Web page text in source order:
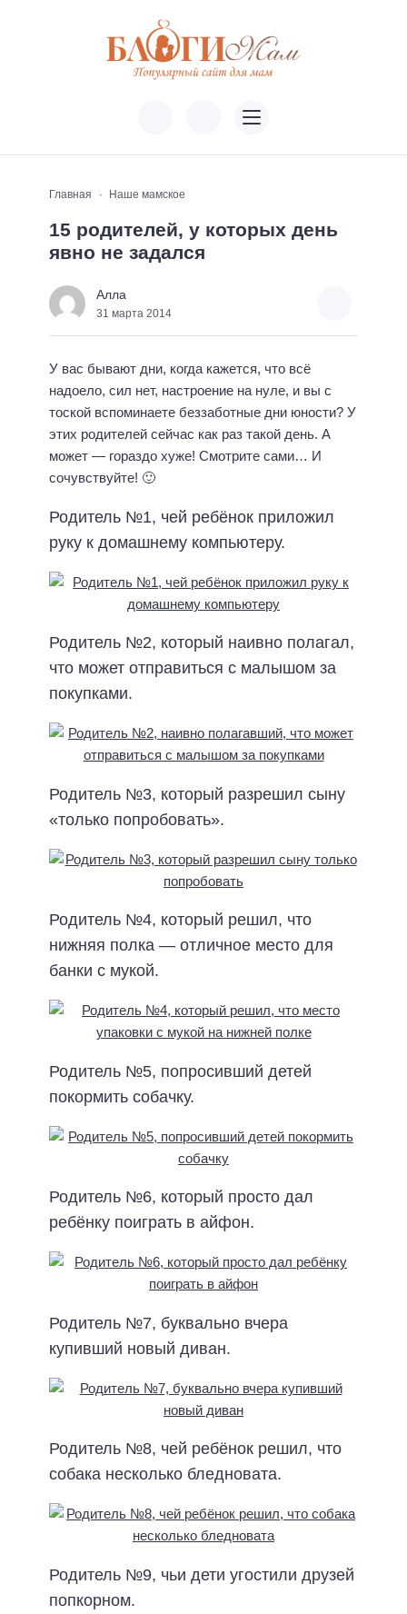
Главная Наше мамское
15 родителей, у которых день
явно не задался
Алла
31 марта 2014
У вас бывают дни, когда кажется, что всё
надоело, сил нет, настроение на нуле, и вы с
тоской вспоминаете беззаботные дни юности? У
этих родителей сейчас как раз такой день. А
может — гораздо хуже! Смотрите сами… И
сочувствуйте! 🙂
Родитель №1, чей ребёнок приложил
руку к домашнему компьютеру.
Родитель №2, который наивно полагал,
что может отправиться с малышом за
покупками.
Родитель №3, который разрешил сыну
«только попробовать».
Родитель №4, который решил, что
нижняя полка — отличное место для
банки с мукой.
Родитель №5, попросивший детей
покормить собачку.
Родитель №6, который просто дал
ребёнку поиграть в айфон.
Родитель №7, буквально вчера
купивший новый диван.
Родитель №8, чей ребёнок решил, что
собака несколько бледновата.
Родитель №9, чьи дети угостили друзей
попкорном.